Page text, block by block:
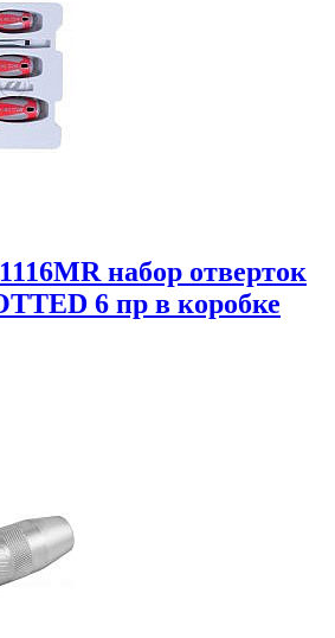
набор отверток
6 пр в коробке